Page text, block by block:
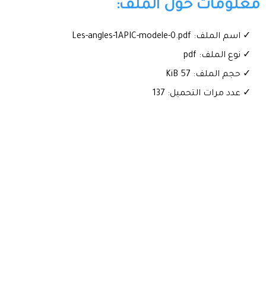
معلومات حول الملف:
✓ اسم الملف: Les-angles-1APIC-modele-0.pdf
✓ نوع الملف: pdf
✓ حجم الملف: 57 KiB
✓ عدد مرات التحميل: 137